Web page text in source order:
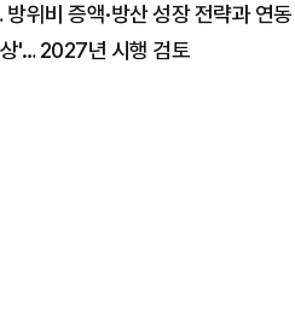
위비 증액·방산 성장 전략과 연동
'… 2027년 시행 검토